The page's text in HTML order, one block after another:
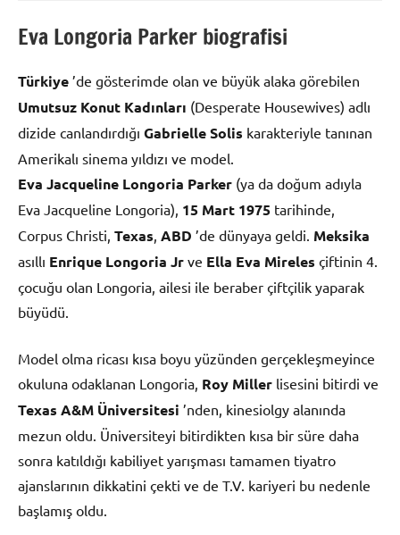
Eva Longoria Parker biografisi
Türkiye ’de gösterimde olan ve büyük alaka görebilen
Umutsuz Konut Kadınları (Desperate Housewives) adlı
dizide canlandırdığı Gabrielle Solis karakteriyle tanınan
Amerikalı sinema yıldızı ve model.
Eva Jacqueline Longoria Parker (ya da doğum adıyla
Eva Jacqueline Longoria), 15 Mart 1975 tarihinde,
Corpus Christi, Texas ABD ’de dünyaya geldi. Meksika
asıllı Enrique Longoria Jr ve Ella Eva Mireles çiftinin 4.
çocuğu olan Longoria, ailesi ile beraber çiftçilik yaparak
büyüdü.
Model olma ricası kısa boyu yüzünden gerçekleşmeyince
okuluna odaklanan Longoria, Roy Miller lisesini bitirdi ve
Texas A&M Üniversitesi ’nden, kinesiolgy alanında
mezun oldu. Üniversiteyi bitirdikten kısa bir süre daha
sonra katıldığı kabiliyet yarışması tamamen tiyatro
ajanslarının dikkatini çekti ve de T.V. kariyeri bu nedenle
başlamış oldu.